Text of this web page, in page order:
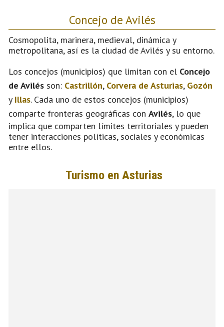
Concejo de Avilés
Cosmopolita, marinera, medieval, dinámica y
metropolitana, así es la ciudad de Avilés y su entorno.
Los concejos (municipios) que limitan con el Concejo
de Avilés son: Castrillón, Corvera de Asturias, Gozón
y Illas. Cada uno de estos concejos (municipios)
comparte fronteras geográficas con Avilés, lo que
implica que comparten límites territoriales y pueden
tener interacciones políticas, sociales y económicas
entre ellos.